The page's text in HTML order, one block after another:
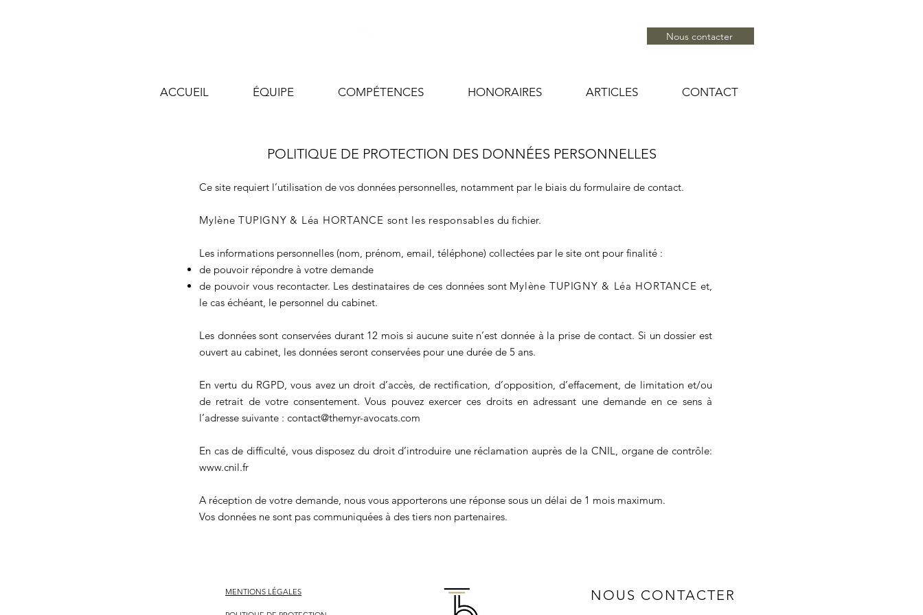
Nous contacter
ACCUEIL ÉQUIPE COMPÉTENCES HONORAIRES ARTICLES CONTACT
POLITIQUE DE PROTECTION DES DONNÉES PERSONNELLES
Ce site requiert l’utilisation de vos données personnelles, notamment par le biais du formulaire de contact.
Mylène TUPIGNY & Léa HORTANCE sont les responsables du fichier.
Les informations personnelles (nom, prénom, email, téléphone) collectées par le site ont pour finalité :
de pouvoir répondre à votre demande
de pouvoir vous recontacter. Les destinataires de ces données sont Mylène TUPIGNY & Léa HORTANCEet,
le cas échéant, le personnel du cabinet.
Les données sont conservées durant 12 mois si aucune suite n’est donnée à la prise de contact. Si un dossier est
ouvert au cabinet, les données seront conservées pour une durée de 5 ans.
En vertu du RGPD, vous avez un droit d’accès, de rectification, d’opposition, d’effacement, de limitation et/ou
de retrait de votre consentement. Vous pouvez exercer ces droits en adressant une demande en ce sens à
l’adresse suivante : contact@themyr-avocats.com
En cas de difficulté, vous disposez du droit d’introduire une réclamation auprès de la CNIL, organe de contrôle:
www.cnil.fr
A réception de votre demande, nous vous apporterons une réponse sous un délai de 1 mois maximum.
Vos données ne sont pas communiquées à des tiers non partenaires.
MENTIONS LÉGALES NOUS CONTACTER